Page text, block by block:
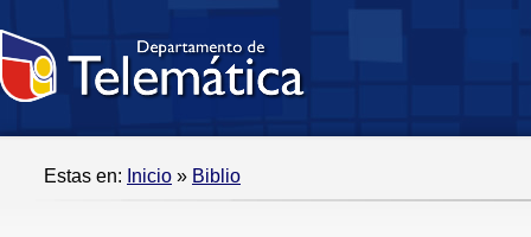
Estas en: Inicio » Biblio